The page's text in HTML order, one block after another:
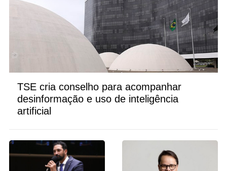
TSE cria conselho para acompanhar
desinformação e uso de inteligência
artificial